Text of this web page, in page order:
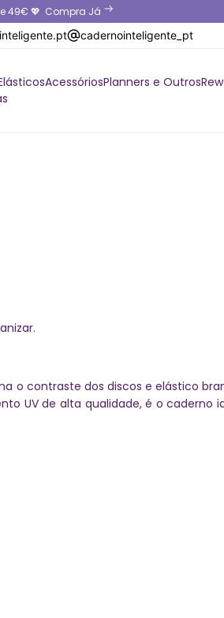
49€ 💖 Compra Já
cadernointeligente_pt
AcessóriosPlanners e Outros
o contraste dos discos e elástico
UV de alta qualidade, é o caderno